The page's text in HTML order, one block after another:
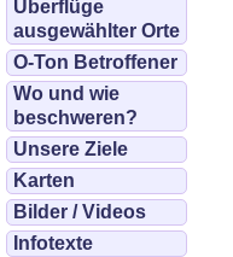
Überflüge
ausgewählter Orte
O-Ton Betroffener
Wo und wie
beschweren?
Unsere Ziele
Karten
Bilder / Videos
Infotexte